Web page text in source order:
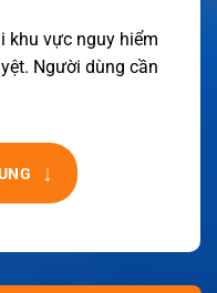
khu vực nguy hiểm
Người dùng cần
↓